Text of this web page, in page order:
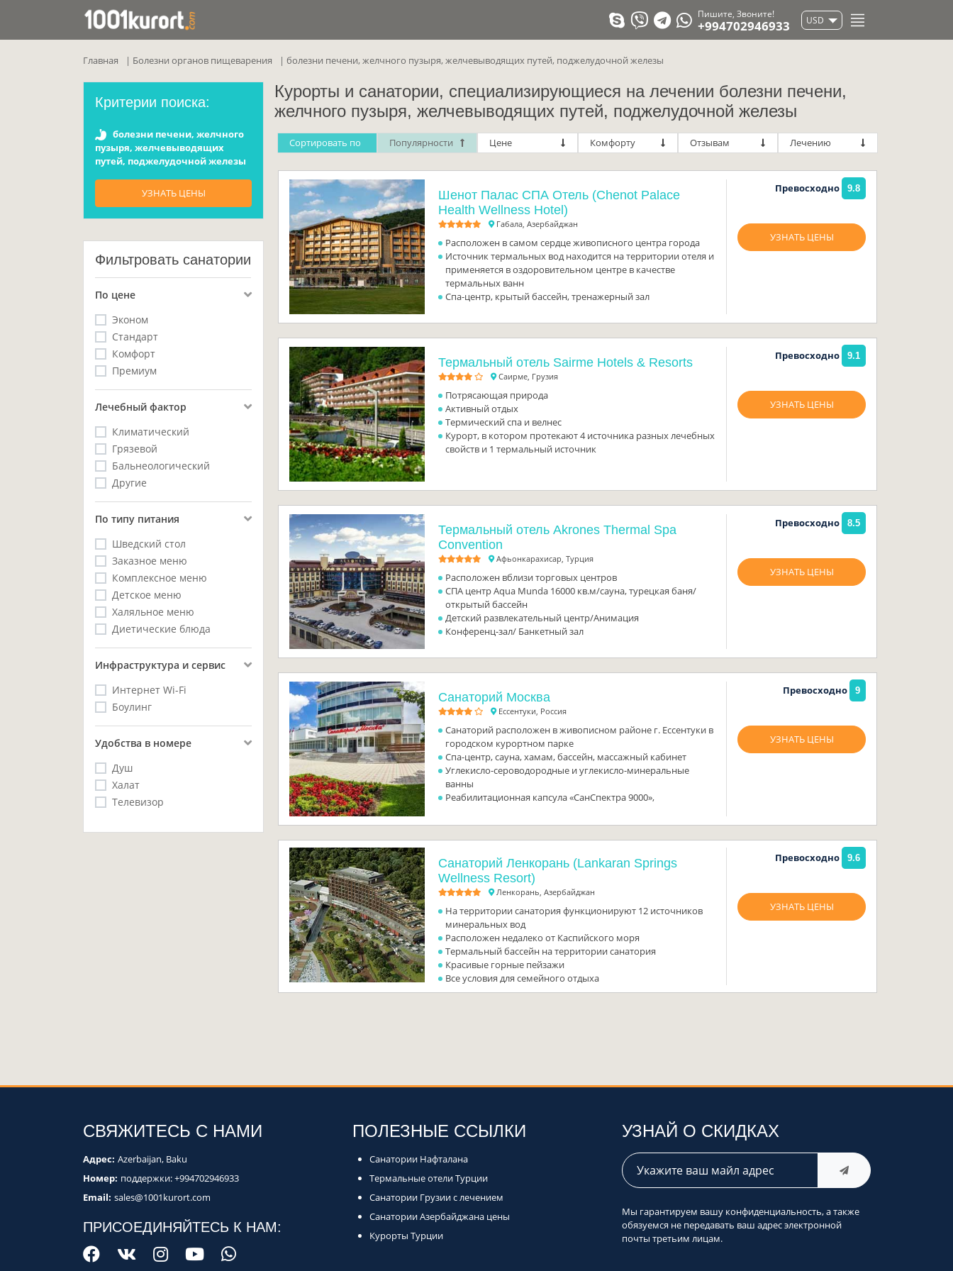
Пишите, Звоните!
+994702946933 USD
Главная Болезни органов пищеварения болезни печени, желчного пузыря, желчевыводящих путей, поджелудочной железы
Критерии поиска:
болезни печени, желчного
пузыря, желчевыводящих
путей, поджелудочной железы
УЗНАТЬ ЦЕНЫ
Фильтровать санатории
По цене
Эконом
Стандарт
Комфорт
Премиум
Лечебный фактор
Климатический
Грязевой
Бальнеологический
Другие
Пo типу питания
Шведский стол
Заказное меню
Комплексное меню
Детское меню
Халяльное меню
Диетические блюда
Инфраструктура и сервис
Интернет Wi-Fi
Боулинг
Удобства в номере
Душ
Халат
Телевизор
Курорты и санатории, специализирующиеся на лечении болезни печени,
желчного пузыря, желчевыводящих путей, поджелудочной железы
Cортировать по Популярности Цене Комфорту Отзывам Лечению
Шенот Палас СПА Отель (Chenot Palace
Health Wellness Hotel)
Габала, Азербайджан
Расположен в самом сердце живописного центра города
Источник термальных вод находится на территории отеля и
применяется в оздоровительном центре в качестве
термальных ванн
Спа-центр, крытый бассейн, тренажерный зал
Превосходно 9.8
УЗНАТЬ ЦЕНЫ
Термальный отель Sairme Hotels & Resorts
Саирме, Грузия
Потрясающая природа
Активный отдых
Термический спа и велнес
Курорт, в котором протекают 4 источника разных лечебных
свойств и 1 термальный источник
Превосходно 9.1
УЗНАТЬ ЦЕНЫ
Термальный отель Akrones Thermal Spa
Convention
Афьонкарахисар, Турция
Расположен вблизи торговых центров
СПА центр Aqua Munda 16000 кв.м/сауна, турецкая баня/
открытый бассейн
Детский развлекательный центр/Анимация
Конференц-зал/ Банкетный зал
Превосходно 8.5
УЗНАТЬ ЦЕНЫ
Санаторий Москва
Ессентуки, Россия
Санаторий расположен в живописном районе г. Ессентуки в
городском курортном парке
Спа-центр, сауна, хамам, бассейн, массажный кабинет
Углекисло-сероводородные и углекисло-минеральные
ванны
Реабилитационная капсула «СанСпектра 9000»,
Превосходно 9
УЗНАТЬ ЦЕНЫ
Санаторий Ленкорань (Lankaran Springs
Wellness Resort)
Ленкорань, Азербайджан
На территории санатория функционируют 12 источников
минеральных вод
Расположен недалеко от Каспийского моря
Термальный бассейн на территории санатория
Красивые горные пейзажи
Все условия для семейного отдыха
Превосходно 9.6
УЗНАТЬ ЦЕНЫ
СВЯЖИТЕСЬ С НАМИ
Адрес: Azerbaijan, Baku
Номер: поддержки:+994702946933
Email: sales@1001kurort.com
ПРИСОЕДИНЯЙТЕСЬ К НАМ:
ПОЛЕЗНЫЕ ССЫЛКИ
Санатории Нафталана
Термальные отели Турции
Санатории Грузии с лечением
Санатории Азербайджана цены
Курорты Турции
УЗНАЙ О СКИДКАХ
Мы гарантируем вашу конфиденциальность, а также
обязуемся не передавать ваш адрес электронной
почты третьим лицам.